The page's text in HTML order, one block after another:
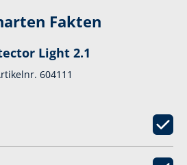
Fakten
Light 2.1
604111